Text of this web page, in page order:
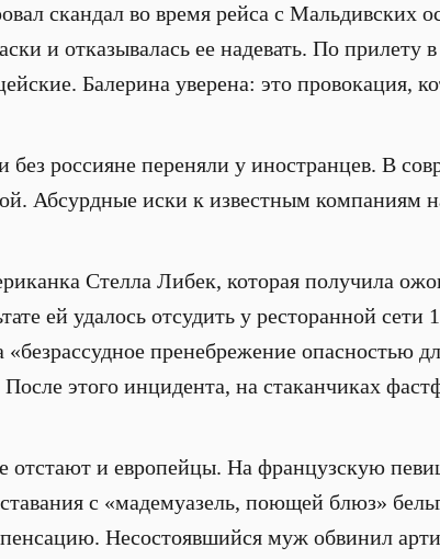
скандал во время рейса с Мальдивских
и отказывалась ее надевать. По прилету
Балерина уверена: это провокация,
без россияне переняли у иностранцев. В
Абсурдные иски к известным компаниям
Стелла Либек, которая получила
ей удалось отсудить у ресторанной сети
пренебрежение опасностью
После этого инцидента, на стаканчиках
отстают и европейцы. На французскую
с «мадемуазель, поющей блюз»
Несостоявшийся муж обвинил